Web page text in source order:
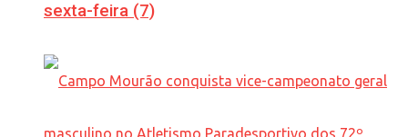
sexta-feira (7)